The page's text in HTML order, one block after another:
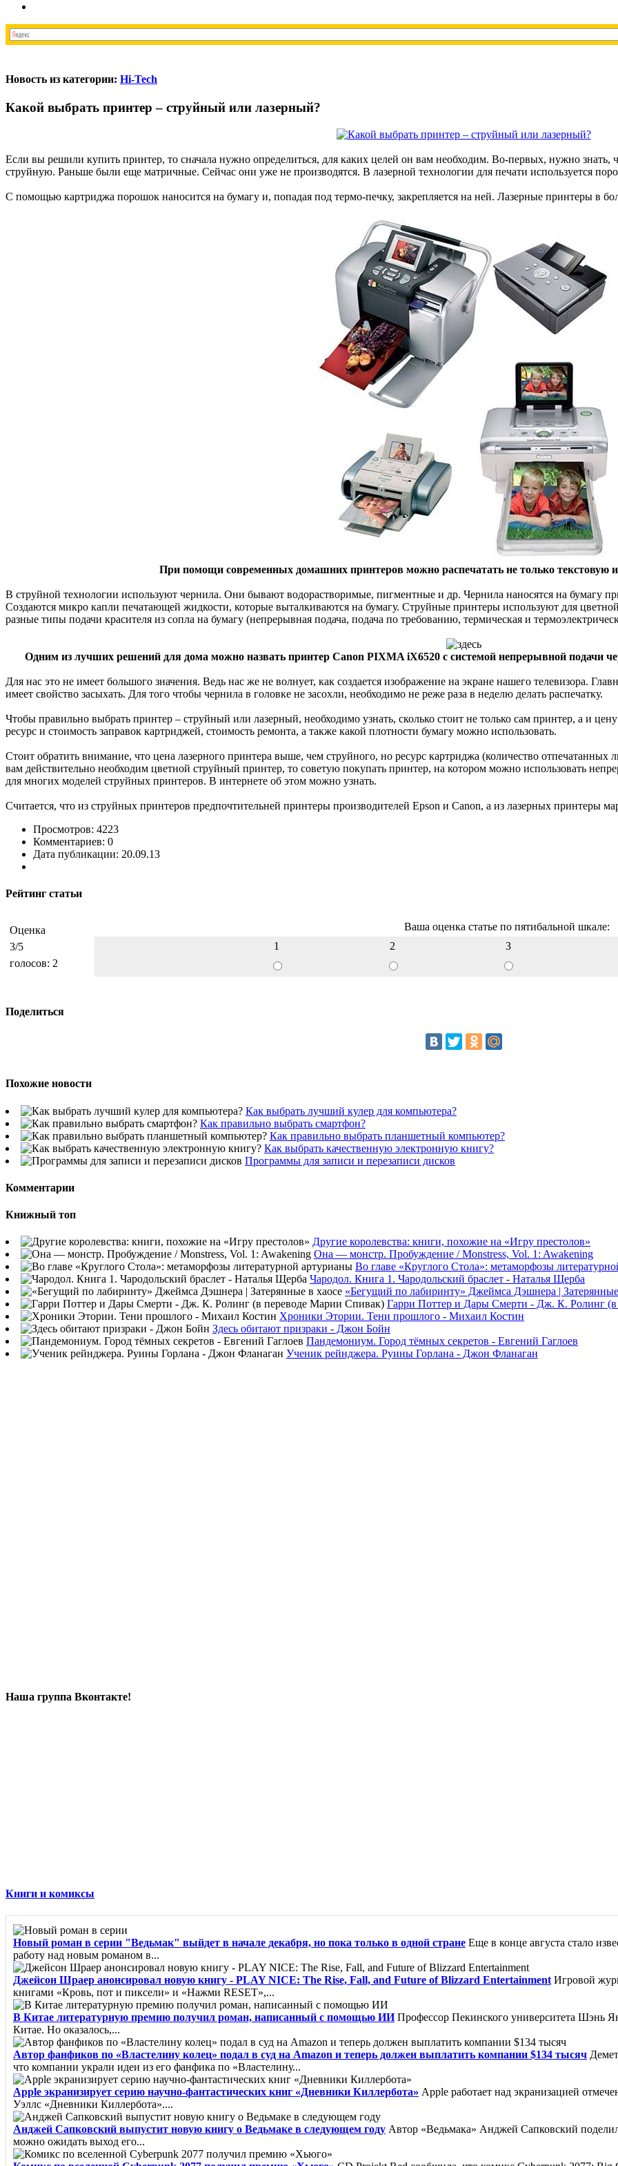
Новость из категории: Hi-Tech
Какой выбрать принтер – струйный или лазерный?
Если вы решили купить принтер, то сначала нужно определиться, для каких целей он вам необходим. Во-первых, нужно знать,
струйную. Раньше были еще матричные. Сейчас они уже не производятся. В лазерной технологии для печати используется
С помощью картриджа порошок наносится на бумагу и, попадая под термо-печку, закрепляется на ней. Лазерные принтеры в
При помощи современных домашних принтеров можно распечатать не только
В струйной технологии используют чернила. Они бывают водорастворимые, пигментные и др. Чернила наносятся на бумагу
Создаются микро капли печатающей жидкости, которые выталкиваются на бумагу. Струйные принтеры используют для
разные типы подачи красителя из сопла на бумагу (непрерывная подача, подача по требованию, термическая и
Одним из лучших решений для дома можно назвать принтер Canon PIXMA iX6520 с системой непрерывной подачи
Для нас это не имеет большого значения. Ведь нас же не волнует, как создается изображение на экране нашего телевизора.
имеет свойство засыхать. Для того чтобы чернила в головке не засохли, необходимо не реже раза в неделю делать распечатку.
Чтобы правильно выбрать принтер – струйный или лазерный, необходимо узнать, сколько стоит не только сам принтер, а и
ресурс и стоимость заправок картриджей, стоимость ремонта, а также какой плотности бумагу можно использовать.
Стоит обратить внимание, что цена лазерного принтера выше, чем струйного, но ресурс картриджа (количество
вам действительно необходим цветной струйный принтер, то советую покупать принтер, на котором можно использовать
для многих моделей струйных принтеров. В интернете об этом можно узнать.
Считается, что из струйных принтеров предпочтительней принтеры производителей Epson и Canon, а из лазерных принтеры
Просмотров: 4223
Комментариев: 0
Дата публикации: 20.09.13
Рейтинг статьи
Оценка
3/5
голосов: 2
Ваша оценка статье по пятибальной шкале:
1
2 3
Поделиться
Похожие новости
Как выбрать лучший кулер для компьютера?
Как правильно выбрать смартфон?
Как правильно выбрать планшетный компьютер?
Как выбрать качественную электронную книгу?
Программы для записи и перезаписи дисков
Комментарии
Книжный топ
Другие королевства: книги, похожие на «Игру престолов»
Она — монстр. Пробуждение / Monstress, Vol. 1: Awakening
Во главе «Круглого Стола»: метаморфозы
Чародол. Книга 1. Чародольский браслет - Наталья Щерба
«Бегущий по лабиринту» Джеймса Дэшнера |
Гарри Поттер и Дары Смерти - Дж. К. Ролинг
Хроники Этории. Тени прошлого - Михаил Костин
Здесь обитают призраки - Джон Бойн
Пандемониум. Город тёмных секретов - Евгений Гаглоев
Ученик рейнджера. Руины Горлана - Джон Фланаган
Наша группа Вконтакте!
Книги и комиксы
Новый роман в серии "Ведьмак" выйдет в начале декабря, но пока только в одной стране Еще в конце августа стало
работу над новым романом в...
Джейсон Шраер анонсировал новую книгу - PLAY NICE: The Rise, Fall, and Future of Blizzard Entertainment Игровой
книгами «Кровь, пот и пиксели» и «Нажми RESET»,...
В Китае литературную премию получил роман, написанный с помощью ИИПрофессор Пекинского университета Шэнь
Китае. Но оказалось,...
Автор фанфиков по «Властелину колец» подал в суд на Amazon и теперь должен выплатить компании $134 тысяч
что компании украли идеи из его фанфика по «Властелину...
Apple экранизирует серию научно-фантастических книг «Дневники Киллербота» Apple работает над экранизацией
Уэллс «Дневники Киллербота»....
Анджей Сапковский выпустит новую книгу о Ведьмаке в следующем году Автор «Ведьмака» Анджей Сапковский
можно ожидать выход его...